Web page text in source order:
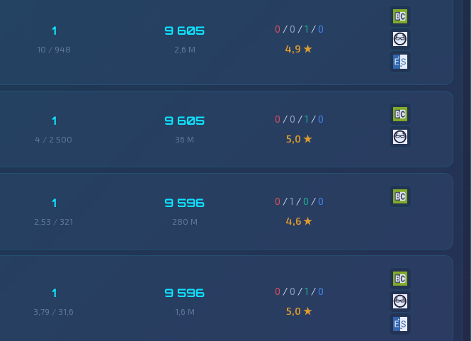
1
10 / 948
9 605
2,6 M
0 / 0 /1 /0
4,9 ★
1
4 / 2 500
9 605
36 M
0 / 0 /1 /0
5,0 ★
1
2,53 / 321
9 596
280 M
0 /1 / 0 /0
4,6 ★
1
3,79 / 31,6
9 596
1,6 M
0 / 0 /1 /0
5,0 ★